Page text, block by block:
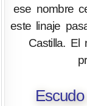
ese nombre
este linaje
Castilla. El